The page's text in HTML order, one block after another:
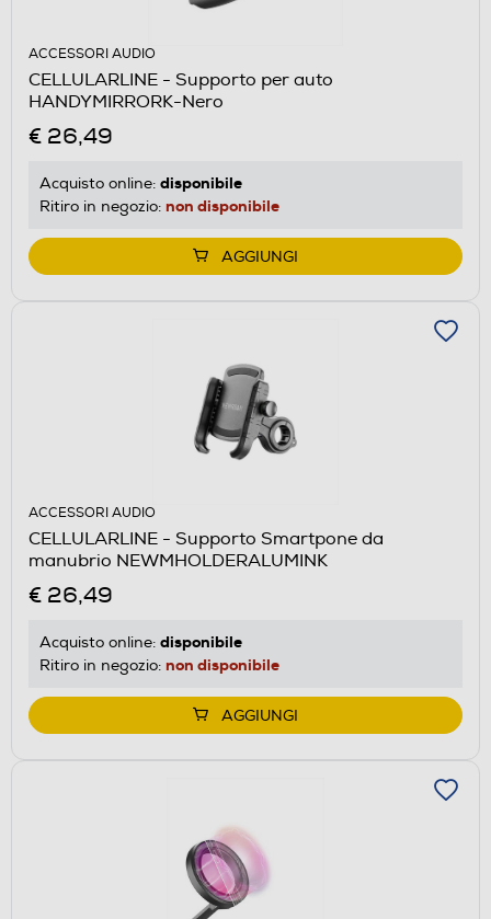
ACCESSORI AUDIO
CELLULARLINE - Supporto per auto
HANDYMIRRORK-Nero
€ 26,49
Acquisto online: disponibile
Ritiro in negozio: non disponibile
AGGIUNGI
ACCESSORI AUDIO
CELLULARLINE - Supporto Smartpone da
manubrio NEWMHOLDERALUMINK
€ 26,49
Acquisto online: disponibile
Ritiro in negozio: non disponibile
AGGIUNGI